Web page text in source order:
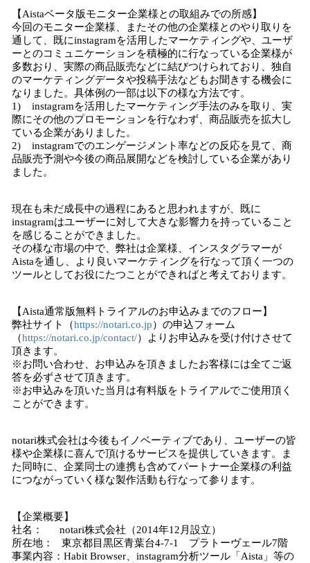
【Aistaベータ版モニター企業様との取組みでの所感】
今回のモニター企業様、またその他の企業様とのやり取りを
通して、既にinstagramを活用したマーケティングや、ユーザ
ーとのコミュニケーションを積極的に行なっている企業様が
多数おり、実際の商品販売などに結びつけられており、独自
のマーケティングデータや投稿手法などもお聞きする機会に
なりました。具体例の一部は以下の様な方法です。
1) instagramを活用したマーケティング手法のみを取り、実
際にその他のプロモーションを行なわず、商品販売を拡大し
ている企業がありました。
2) instagramでのエンゲージメント率などの反応を見て、商
品販売予測や今後の商品展開などを検討している企業があり
ました。
現在も未だ成長中の過程にあると思われますが、既に
instagramはユーザーに対して大きな影響力を持っていること
を感じることができました。
その様な市場の中で、弊社は企業様、インスタグラマーが
Aistaを通し、より良いマーケティングを行なって頂く一つの
ツールとしてお役にたつことができればと考えております。
【Aista通常版無料トライアルのお申込みまでのフロー】
弊社サイト（https://notari.co.jp）の申込フォーム
（https://notari.co.jp/contact/）よりお申込みを受け付けさせて
頂きます。
※お問い合わせ、お申込みを頂きましたお客様には全てご返
答を必ずさせて頂きます。
※お申込みを頂いた当月は有料版をトライアルでご使用頂く
ことができます。
notari株式会社は今後もイノベーティブであり、ユーザーの皆
様や企業様に喜んで頂けるサービスを提供していきます。ま
た同時に、企業同士の連携も含めてパートナー企業様の利益
につながっていく様な製作活動も行なって参ります。
【企業概要】
社名： notari株式会社（2014年12月設立）
所在地： 東京都目黒区青葉台4-7-1 プラトーヴェール7階
事業内容：Habit Browser、instagram分析ツール「Aista」等の